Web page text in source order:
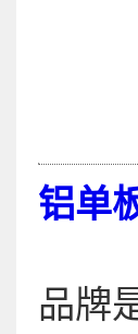
铝单
品牌